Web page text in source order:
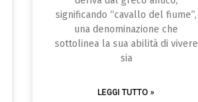
significando “cavallo del fiume”,
una denominazione che
sottolinea la sua abilità di vivere
sia
LEGGI TUTTO »